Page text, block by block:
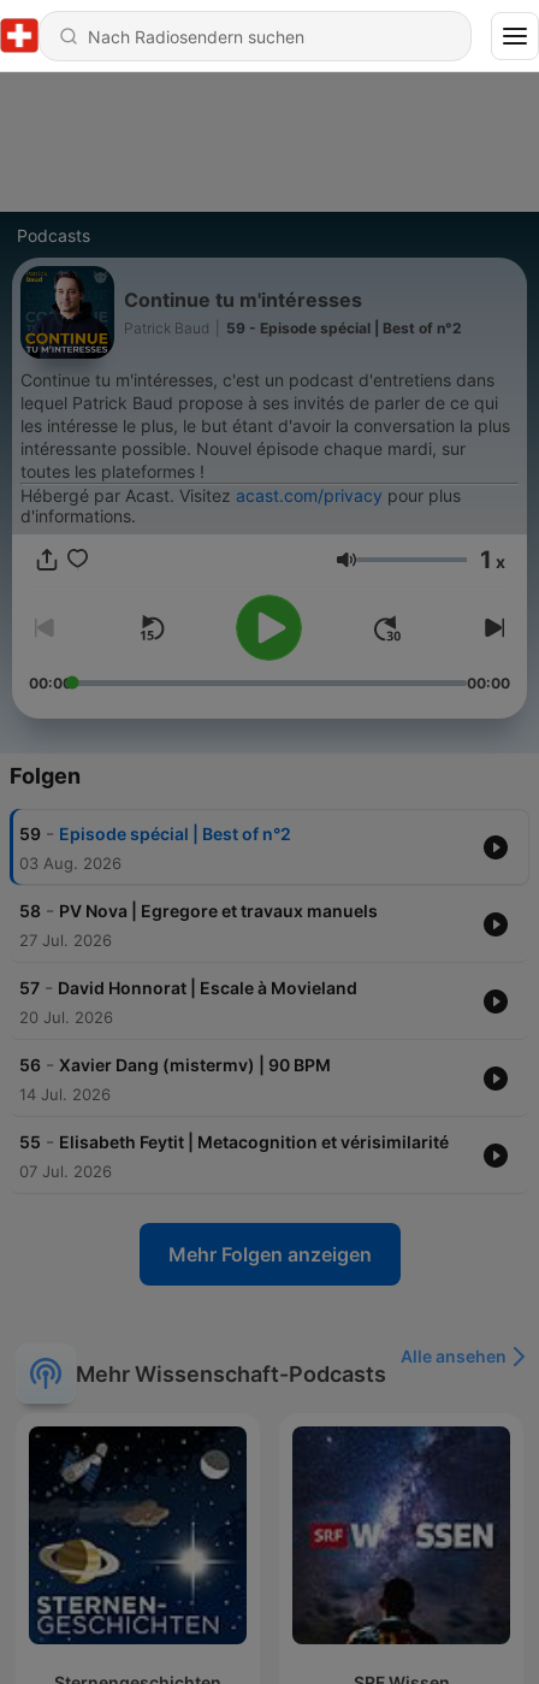
Podcasts
Continue tu m'intéresses
Patrick Baud 59 - Episode spécial | Best of n°2
Continue tu m'intéresses, c'est un podcast d'entretiens dans
lequel Patrick Baud propose à ses invités de parler de ce qui
les intéresse le plus, le but étant d'avoir la conversation la plus
intéressante possible. Nouvel épisode chaque mardi, sur
toutes les plateformes !
Hébergé par Acast. Visitez acast.com/privacy pour plus
d'informations.
Lautstärke 1 x
00:00 00:00
Folgen
59 - Episode spécial | Best of n°2
03 Aug. 2026
58 - PV Nova | Egregore et travaux manuels
27 Jul. 2026
57 - David Honnorat | Escale à Movieland
20 Jul. 2026
56 - Xavier Dang (mistermv) | 90 BPM
14 Jul. 2026
55 - Elisabeth Feytit | Metacognition et vérisimilarité
07 Jul. 2026
Mehr Folgen anzeigen
Mehr Wissenschaft-Podcasts
Alle ansehen